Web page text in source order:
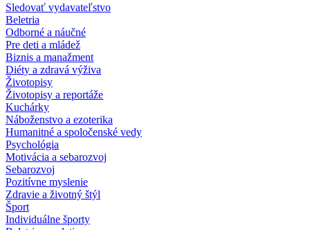
Sledovať vydavateľstvo
Beletria
Odborné a náučné
Pre deti a mládež
Biznis a manažment
Diéty a zdravá výživa
Životopisy
Životopisy a reportáže
Kuchárky
Náboženstvo a ezoterika
Humanitné a spoločenské vedy
Psychológia
Motivácia a sebarozvoj
Sebarozvoj
Pozitívne myslenie
Zdravie a životný štýl
Šport
Individuálne športy